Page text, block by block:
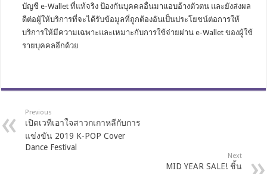
บัญชี e-Wallet ที่แท้จริง ป้องกันบุคคลอื่นมาแอบอ้างตัวตน และยังส่งผล
ดีต่อผู้ให้บริการที่จะได้รับข้อมูลที่ถูกต้องอันเป็นประโยชน์ต่อการให้
บริการให้มีความเฉพาะและเหมาะกับการใช้จ่ายผ่าน e-Wallet ของผู้ใช้
รายบุคคลอีกด้วย
Previous
เปิดเวทีเอาใจสาวกเกาหลีกับการ
แข่งขัน 2019 K-POP Cover
Dance Festival
Next
MID YEAR SALE! ชิ้น